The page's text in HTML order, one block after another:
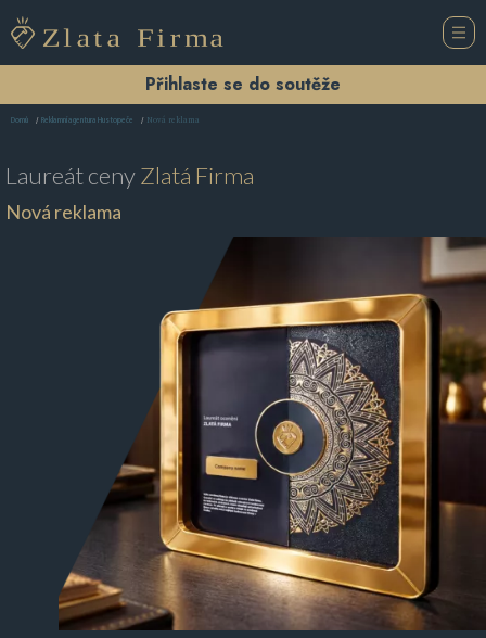
Přihlaste se do soutěže
Domů Reklamní agentura Hustopeče Nová reklama
Laureát cenyZlatá Firma
Nová reklama